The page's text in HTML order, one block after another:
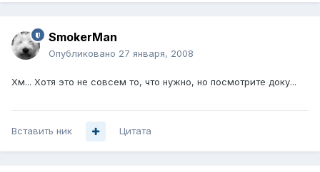
SmokerMan
Опубликовано 27 января, 2008
Хм... Хотя это не совсем то, что нужно, но посмотрите доку...
Вставить ник Цитата